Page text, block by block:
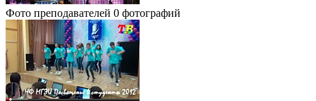
Фото преподавателей 0 фотографий